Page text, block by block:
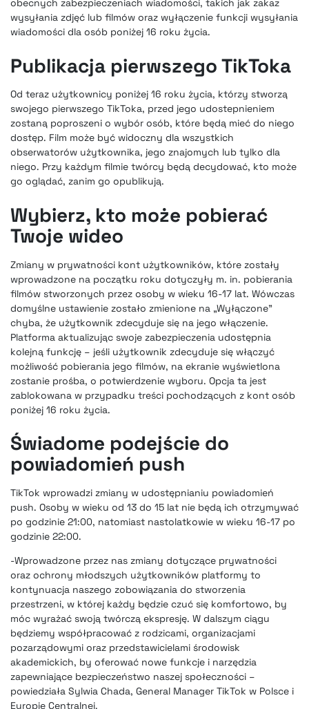
obecnych zabezpieczeniach wiadomości, takich jak zakaz
wysyłania zdjęć lub filmów oraz wyłączenie funkcji wysyłania
wiadomości dla osób poniżej 16 roku życia.
Publikacja pierwszego TikToka
Od teraz użytkownicy poniżej 16 roku życia, którzy stworzą
swojego pierwszego TikToka, przed jego udostepnieniem
zostaną poproszeni o wybór osób, które będą mieć do niego
dostęp. Film może być widoczny dla wszystkich
obserwatorów użytkownika, jego znajomych lub tylko dla
niego. Przy każdym filmie twórcy będą decydować, kto może
go oglądać, zanim go opublikują.
Wybierz, kto może pobierać
Twoje wideo
Zmiany w prywatności kont użytkowników, które zostały
wprowadzone na początku roku dotyczyły m. in. pobierania
filmów stworzonych przez osoby w wieku 16-17 lat. Wówczas
domyślne ustawienie zostało zmienione na „Wyłączone”
chyba, że użytkownik zdecyduje się na jego włączenie.
Platforma aktualizując swoje zabezpieczenia udostępnia
kolejną funkcję – jeśli użytkownik zdecyduje się włączyć
możliwość pobierania jego filmów, na ekranie wyświetlona
zostanie prośba, o potwierdzenie wyboru. Opcja ta jest
zablokowana w przypadku treści pochodzących z kont osób
poniżej 16 roku życia.
Świadome podejście do
powiadomień push
TikTok wprowadzi zmiany w udostępnianiu powiadomień
push. Osoby w wieku od 13 do 15 lat nie będą ich otrzymywać
po godzinie 21:00, natomiast nastolatkowie w wieku 16-17 po
godzinie 22:00.
-Wprowadzone przez nas zmiany dotyczące prywatności
oraz ochrony młodszych użytkowników platformy to
kontynuacja naszego zobowiązania do stworzenia
przestrzeni, w której każdy będzie czuć się komfortowo, by
móc wyrażać swoją twórczą ekspresję. W dalszym ciągu
będziemy współpracować z rodzicami, organizacjami
pozarządowymi oraz przedstawicielami środowisk
akademickich, by oferować nowe funkcje i narzędzia
zapewniające bezpieczeństwo naszej społeczności –
powiedziała Sylwia Chada, General Manager TikTok w Polsce i
Europie Centralnej.